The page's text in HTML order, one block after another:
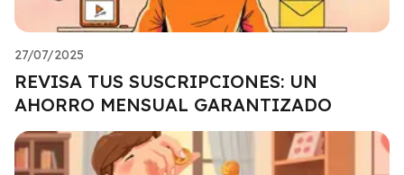
27/07/2025
REVISA TUS SUSCRIPCIONES: UN
AHORRO MENSUAL GARANTIZADO